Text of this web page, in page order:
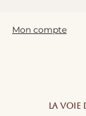
Mon compte
la voie